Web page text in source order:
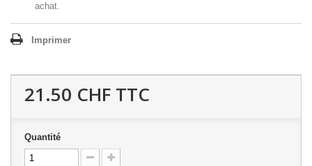
achat.
Imprimer
21.50 CHF TTC
Quantité